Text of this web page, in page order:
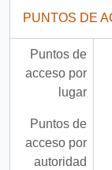
PUNTOS DE
Puntos de
acceso por
lugar
Puntos de
acceso por
autoridad